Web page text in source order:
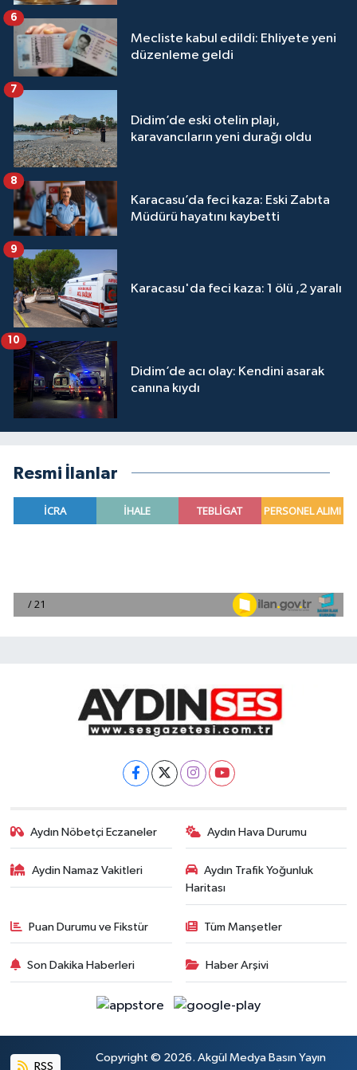
Mecliste kabul edildi: Ehliyete yeni
düzenleme geldi
6
Didim’de eski otelin plajı,
karavancıların yeni durağı oldu
7
Karacasu’da feci kaza: Eski Zabıta
Müdürü hayatını kaybetti
8
Karacasu'da feci kaza: 1 ölü ,2 yaralı
9
Didim’de acı olay: Kendini asarak
canına kıydı
10
Resmi İlanlar
Aydın Nöbetçi Eczaneler Aydın Hava Durumu
Aydin Namaz Vakitleri
Aydın Trafik Yoğunluk
Haritası
Puan Durumu ve Fikstür Tüm Manşetler
Son Dakika Haberleri Haber Arşivi
RSS
Copyright © 2026. Akgül Medya Basın Yayın